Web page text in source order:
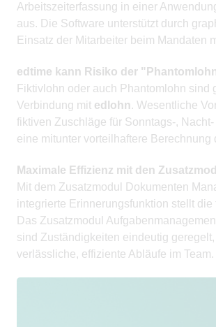
Arbeitszeiterfassung in einer
aus. Die Software unterstützt durch
Einsatz der Mitarbeiter beim Mandaten
edtime kann Risiko der
Fiktivlohn oder auch Phantomlohn
Verbindung mit edlohn. Wesentliche
fiktiven Zuschläge für Sonntags-,
eine mitunter vorteilhaftere
Maximale Effizienz mit den
Mit dem Zusatzmodul Dokumenten
integrierte Erinnerungsfunktion stellt
Das Zusatzmodul
sind Zuständigkeiten eindeutig
verlässliche, effiziente Abläufe im Team.